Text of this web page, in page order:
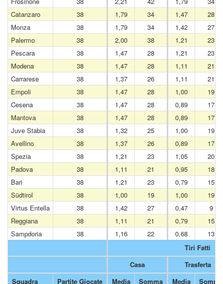
Catanzaro
38 1,79 34 1,47
28
Monza
38 1,79 34 1,42
27
Palermo
38 2,00 38 1,21
23
Pescara
38 1,47 28 1,21
23
Modena
38 1,47 28 1,11
21
Carrarese
38 1,37 26 1,11
21
Empoli
38 1,47 28 1,00
19
Cesena
38 1,47 28 0,89
17
Mantova
38 1,47 28 0,89
17
Juve Stabia
38 1,32 25 1,00
19
Avellino
38 1,37 26 0,89
17
Spezia
38 1,21 23 1,05
20
Padova
38 1,11 21 0,95
18
Bari
38 1,21 23 0,79
15
Südtirol
38 1,00 19 1,00
19
Virtus Entella
38 1,42 27 0,47
9
Reggiana
38 1,11 21 0,79
15
Sampdoria
38 1,16 22 0,68
13
Tiri Fatti
Casa
Trasferta
Squadra
Partite Giocate Media Somma Media Somma